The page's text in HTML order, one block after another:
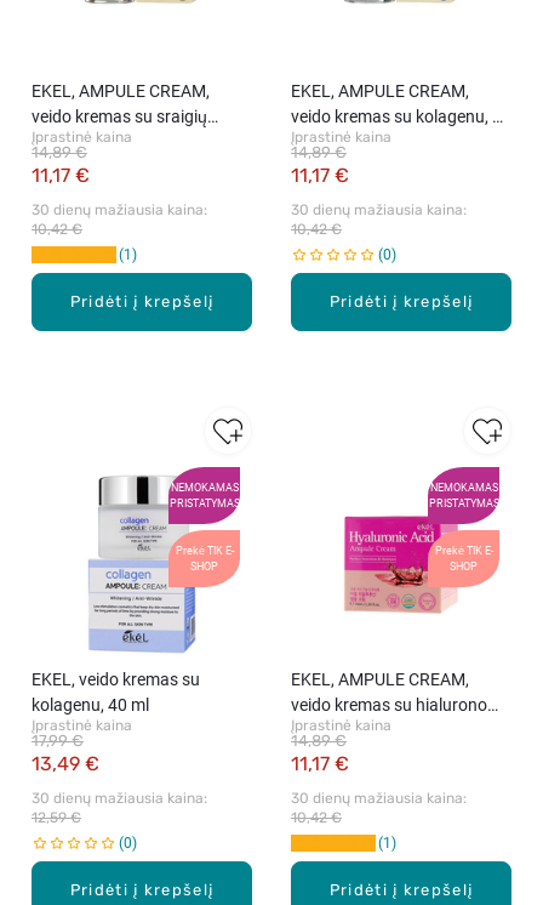
Pridėti į krepšelį
EKEL, AMPULE CREAM,
veido kremas su sraigių
mucinu, 70 ml
Įprastinė kaina
11,17 €
14,89 €
30 dienų mažiausia kaina:
10,42 €
1
Pridėti į krepšelį
EKEL, AMPULE CREAM,
veido kremas su kolagenu, 70
ml
Įprastinė kaina
11,17 €
14,89 €
30 dienų mažiausia kaina:
10,42 €
0
NEMOKAMAS
PRISTATYMAS
Prekė TIK E-
SHOP
Pridėti į krepšelį
EKEL, veido kremas su
kolagenu, 40 ml
Įprastinė kaina
13,49 €
17,99 €
30 dienų mažiausia kaina:
12,59 €
0
NEMOKAMAS
PRISTATYMAS
Prekė TIK E-
SHOP
Pridėti į krepšelį
EKEL, AMPULE CREAM,
veido kremas su hialurono
rūgštimi, 70 ml
Įprastinė kaina
11,17 €
14,89 €
30 dienų mažiausia kaina:
10,42 €
1